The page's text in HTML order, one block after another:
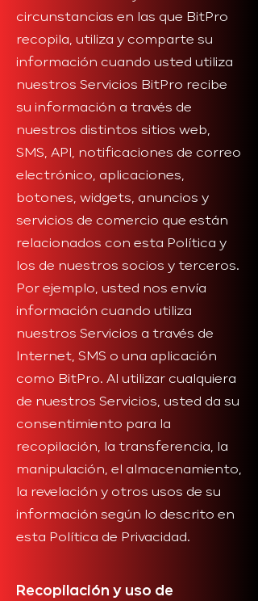
circunstancias en las que BitPro
recopila, utiliza y comparte su
información cuando usted utiliza
nuestros Servicios BitPro recibe
su información a través de
nuestros distintos sitios web,
SMS, API, notificaciones de correo
electrónico, aplicaciones,
botones, widgets, anuncios y
servicios de comercio que están
relacionados con esta Política y
los de nuestros socios y terceros.
Por ejemplo, usted nos envía
información cuando utiliza
nuestros Servicios a través de
Internet, SMS o una aplicación
como BitPro. Al utilizar cualquiera
de nuestros Servicios, usted da su
consentimiento para la
recopilación, la transferencia, la
manipulación, el almacenamiento,
la revelación y otros usos de su
información según lo descrito en
esta Política de Privacidad.
Recopilación y uso de